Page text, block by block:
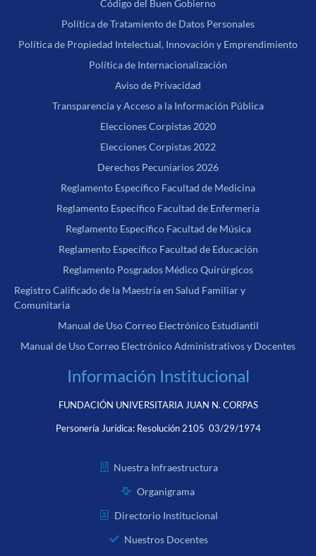
Código del Buen Gobierno
Política de Tratamiento de Datos Personales
Política de Propiedad Intelectual, Innovación y Emprendimiento
Política de Internacionalización
Aviso de Privacidad
Transparencia y Acceso a la Información Pública
Elecciones Corpistas 2020
Elecciones Corpistas 2022
Derechos Pecuniarios 2026
Reglamento Específico Facultad de Medicina
Reglamento Específico Facultad de Enfermería
Reglamento Específico Facultad de Música
Reglamento Específico Facultad de Educación
Reglamento Posgrados Médico Quirúrgicos
Registro Calificado de la Maestría en Salud Familiar y
Comunitaria
Manual de Uso Correo Electrónico Estudiantil
Manual de Uso Correo Electrónico Administrativos y Docentes
Información Institucional
FUNDACIÓN UNIVERSITARIA JUAN N. CORPAS
Personería Jurídica: Resolución 2105 03/29/1974
Nuestra Infraestructura
Organigrama
Directorio Institucional
Nuestros Docentes